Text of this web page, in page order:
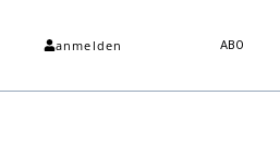
anmelden ABO